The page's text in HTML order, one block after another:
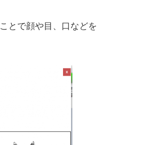
とで顔や目、口などを